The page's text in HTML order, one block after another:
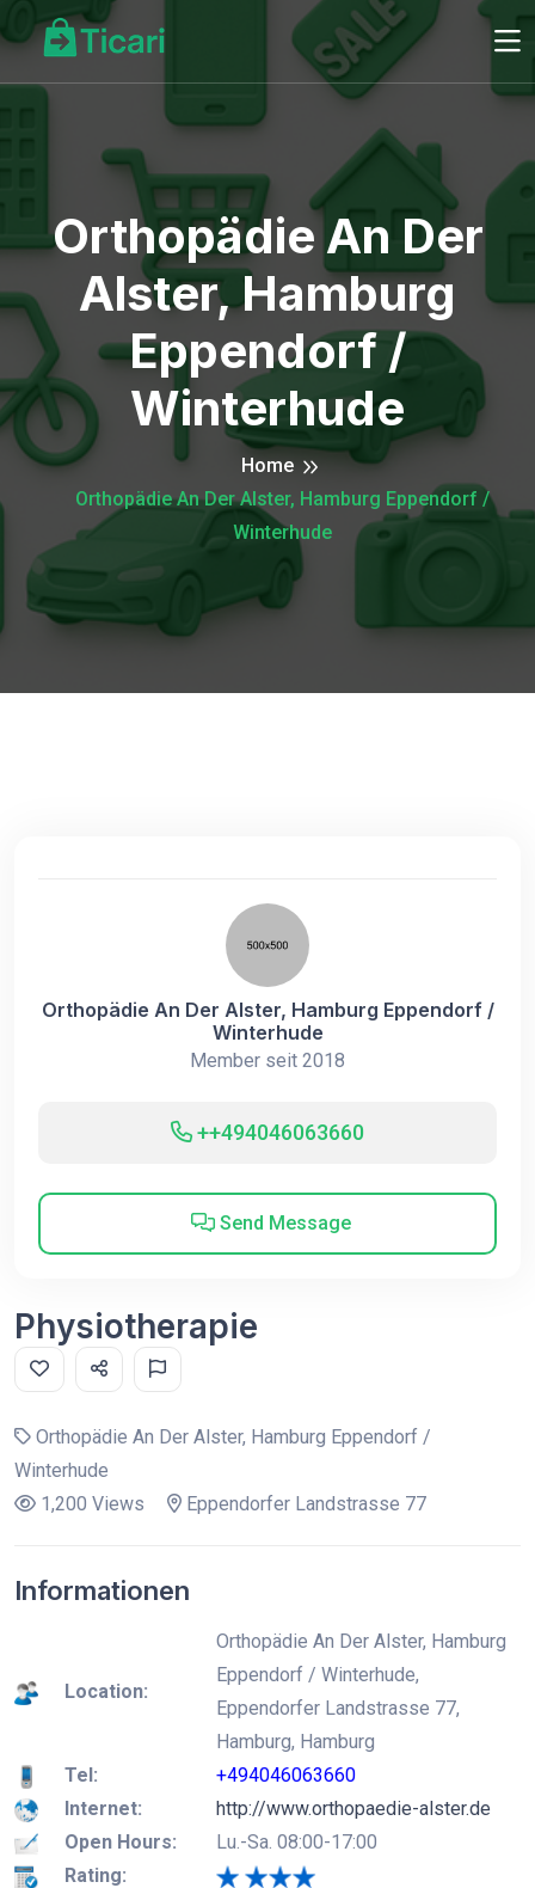
Orthopädie An Der
Alster, Hamburg
Eppendorf /
Winterhude
Home
Orthopädie An Der Alster, Hamburg Eppendorf /
Winterhude
Orthopädie An Der Alster, Hamburg Eppendorf /
Winterhude
Member seit 2018
++494046063660
Send Message
Physiotherapie
Orthopädie An Der Alster, Hamburg Eppendorf /
Winterhude
1,200 Views
Eppendorfer Landstrasse 77
Informationen
Location:
Orthopädie An Der Alster, Hamburg
Eppendorf / Winterhude,
Eppendorfer Landstrasse 77,
Hamburg, Hamburg
Tel:
+494046063660
Internet:
http://www.orthopaedie-alster.de
Open Hours:
Lu.-Sa. 08:00-17:00
Rating: